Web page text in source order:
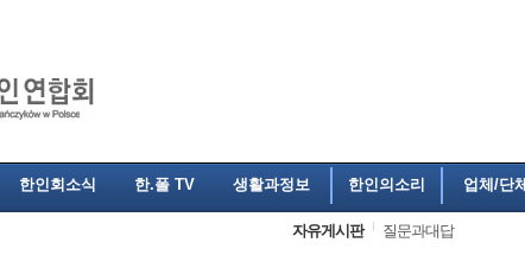
한인회소식 한.폴 TV 생활과정보 한인의소리 업체/단체
자유게시판 질문과대답